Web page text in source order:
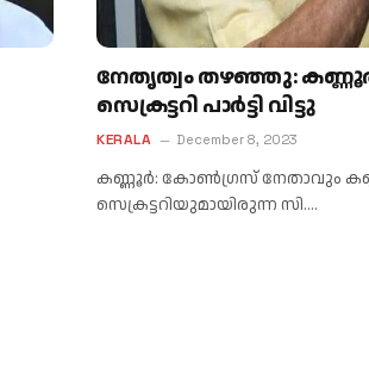
നേതൃത്വം തഴഞ്ഞു:
സെക്രട്ടറി പാർട്ടി വിട്ടു
KERALA December 8, 2023
കണ്ണൂർ: കോൺഗ്രസ് നേതാവും
സെക്രട്ടറിയുമായിരുന്ന സി.…